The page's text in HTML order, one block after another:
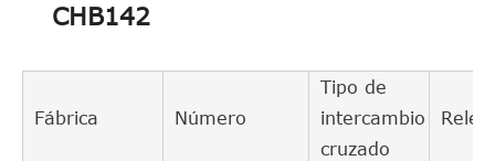
CHB142
Fábrica Número
Tipo de
intercambio
cruzado